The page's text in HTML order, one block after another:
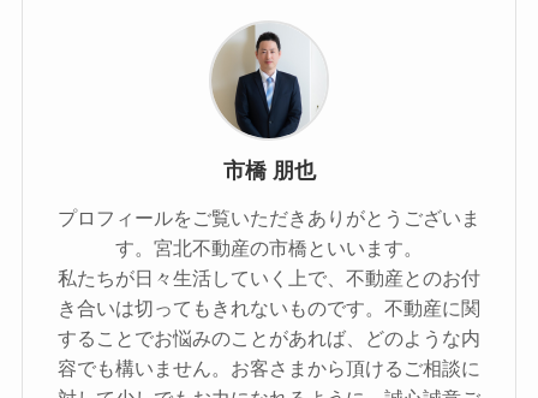
市橋 朋也
プロフィールをご覧いただきありがとうございま
す。宮北不動産の市橋といいます。
私たちが日々生活していく上で、不動産とのお付
き合いは切ってもきれないものです。不動産に関
することでお悩みのことがあれば、どのような内
容でも構いません。お客さまから頂けるご相談に